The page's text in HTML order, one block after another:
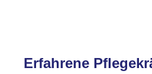
Erfahrene